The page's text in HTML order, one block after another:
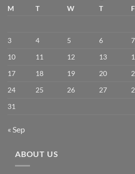
M T W T F
3
4 5 6 7
10
11 12 13
17
18 19 20
24
25 26 27
31
« Sep
ABOUT US